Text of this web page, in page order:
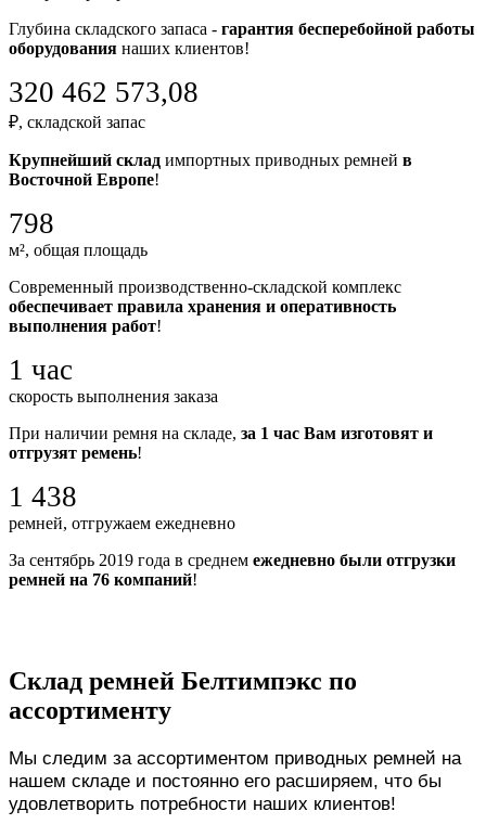
Глубина складского запаса - гарантия бесперебойной работы
оборудования наших клиентов!
320 462 573,08
₽, складской запас
Крупнейший склад импортных приводных ремней в
Восточной Европе!
798
м², общая площадь
Современный производственно-складской комплекс
обеспечивает правила хранения и оперативность
выполнения работ!
1 час
скорость выполнения заказа
При наличии ремня на складе, за 1 час Вам изготовят и
отгрузят ремень!
1 438
ремней, отгружаем ежедневно
За сентябрь 2019 года в среднем ежедневно были отгрузки
ремней на 76 компаний!
Склад ремней Белтимпэкс по
ассортименту
Мы следим за ассортиментом приводных ремней на
нашем складе и постоянно его расширяем, что бы
удовлетворить потребности наших клиентов!